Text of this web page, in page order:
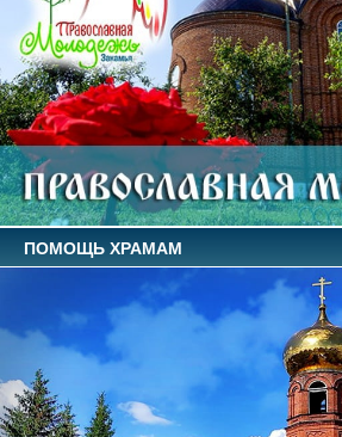
ПОМОЩЬ ХРАМАМ